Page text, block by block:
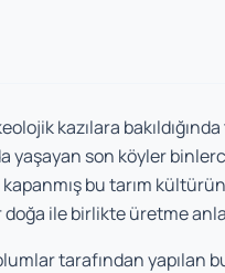
kazılara bakıldığında
son köyler
bu tarım
ile birlikte üretme
tarafından yapılan